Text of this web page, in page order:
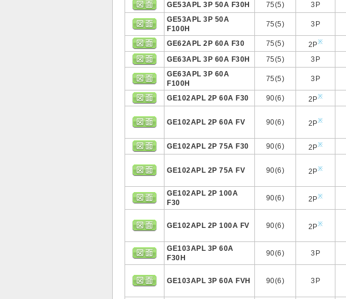
GE53APL 3P 50A F30H 75(5) 3P
GE53APL 3P 50A
F100H
75(5) 3P
GE62APL 2P 60A F30 75(5) 2P※
GE63APL 3P 60A F30H
75(5) 3P
GE63APL 3P 60A
F100H
75(5) 3P
GE102APL 2P 60A F30 90(6) 2P※
GE102APL 2P 60A FV 90(6) 2P※
GE102APL 2P 75A F30 90(6) 2P※
GE102APL 2P 75A FV 90(6) 2P※
GE102APL 2P 100A
F30
90(6) 2P※
GE102APL 2P 100A FV 90(6) 2P※
GE103APL 3P 60A
F30H
90(6) 3P
GE103APL 3P 60A FVH 90(6) 3P